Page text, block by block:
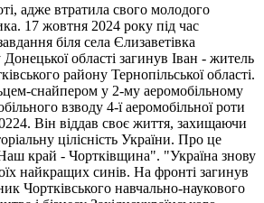
адже втратила свого молодого
17 жовтня 2024 року під час
біля села Єлизаветівка
області загинув Іван - житель
району Тернопільської області.
снайпером у 2-му аеромобільному
взводу 4-ї аеромобільної роти
Він віддав своє життя, захищаючи
цілісність України. Про це
край - Чортківщина". "Україна знову
найкращих синів. На фронті загинув
Чортківського навчально-наукового